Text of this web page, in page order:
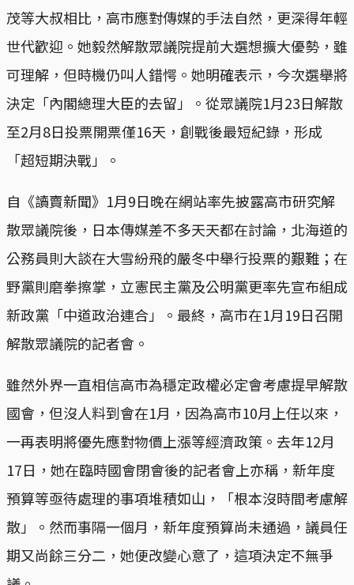
茂等大叔相比，高市應對傳媒的手法自然，更深得年輕
世代歡迎。她毅然解散眾議院提前大選想擴大優勢，雖
可理解，但時機仍叫人錯愕。她明確表示，今次選舉將
決定「內閣總理大臣的去留」。從眾議院1月23日解散
至2月8日投票開票僅16天，創戰後最短紀錄，形成
「超短期決戰」。
自《讀賣新聞》1月9日晚在網站率先披露高市研究解
散眾議院後，日本傳媒差不多天天都在討論，北海道的
公務員則大談在大雪紛飛的嚴冬中舉行投票的艱難；在
野黨則磨拳擦掌，立憲民主黨及公明黨更率先宣布組成
新政黨「中道政治連合」。最終，高市在1月19日召開
解散眾議院的記者會。
雖然外界一直相信高市為穩定政權必定會考慮提早解散
國會，但沒人料到會在1月，因為高市10月上任以來，
一再表明將優先應對物價上漲等經濟政策。去年12月
17日，她在臨時國會閉會後的記者會上亦稱，新年度
預算等亟待處理的事項堆積如山，「根本沒時間考慮解
散」。然而事隔一個月，新年度預算尚未通過，議員任
期又尚餘三分二，她便改變心意了，這項決定不無爭